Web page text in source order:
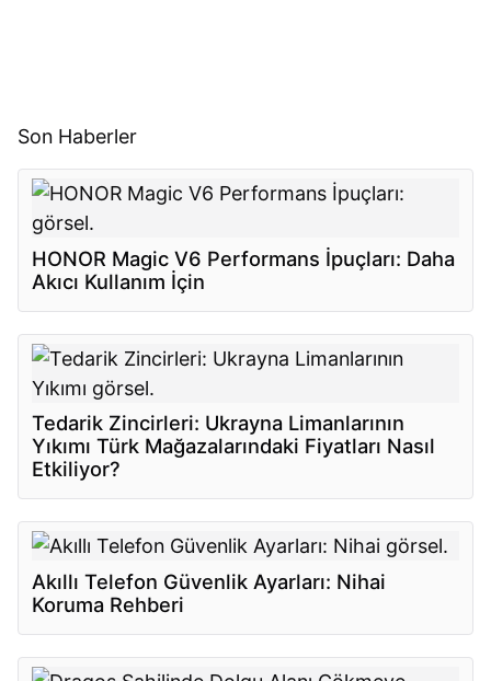
Son Haberler
HONOR Magic V6 Performans İpuçları: Daha
Akıcı Kullanım İçin
Tedarik Zincirleri: Ukrayna Limanlarının
Yıkımı Türk Mağazalarındaki Fiyatları Nasıl
Etkiliyor?
Akıllı Telefon Güvenlik Ayarları: Nihai
Koruma Rehberi